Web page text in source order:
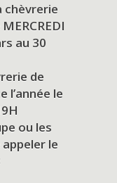
chèvrerie
au 30
de
l’année le
ou les
le